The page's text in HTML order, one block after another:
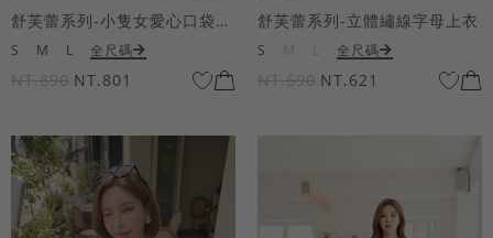
舒芙蕾系列-小隻女愛心口袋寬褲
S M L 全尺碼
NT.890 NT.801
舒芙蕾系列-立體繡線字母上衣
S 全尺碼
NT.690 NT.621